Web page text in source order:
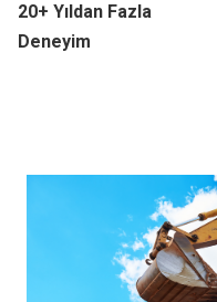
20+ Yıldan Fazla
Deneyim